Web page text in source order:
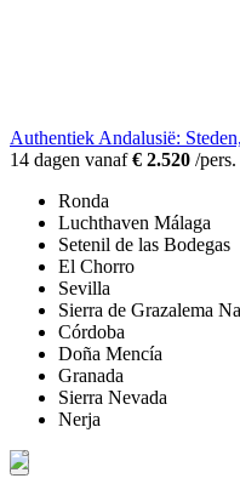
Authentiek Andalusië:
14 dagen vanaf€ 2.520 /pers.
Ronda
Luchthaven Málaga
Setenil de las Bodegas
El Chorro
Sevilla
Sierra de Grazalema
Córdoba
Doña Mencía
Granada
Sierra Nevada
Nerja